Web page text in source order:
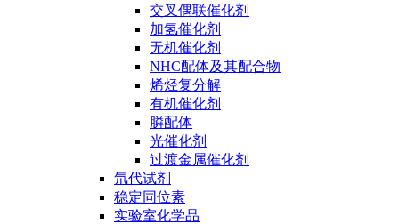
交叉偶联催化剂
加氢催化剂
无机催化剂
NHC配体及其配合物
烯烃复分解
有机催化剂
膦配体
光催化剂
过渡金属催化剂
氘代试剂
稳定同位素
实验室化学品